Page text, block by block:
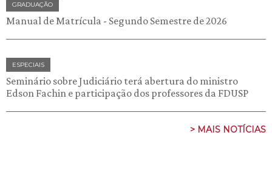
GRADUAÇÃO
Manual de Matrícula - Segundo Semestre de 2026
ESPECIAIS
Seminário sobre Judiciário terá abertura do ministro
Edson Fachin e participação dos professores da FDUSP
> MAIS NOTÍCIAS